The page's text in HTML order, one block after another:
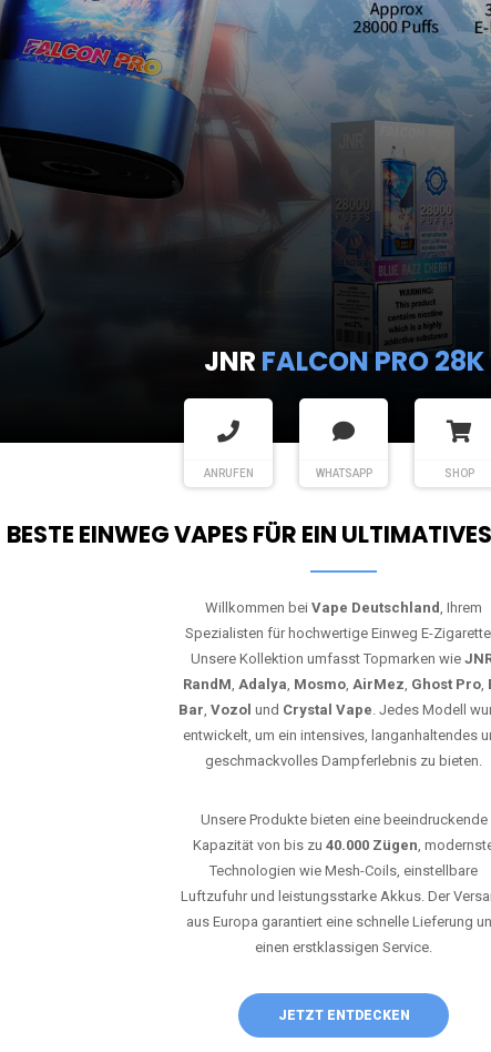
JNR FALCON PRO 28K
ANRUFEN WHATSAPP SHOP
BESTE EINWEG VAPES FÜR EIN
Willkommen bei Vape Deutschland, Ihrem
Spezialisten für hochwertige Einweg E-
Unsere Kollektion umfasst Topmarken wie
RandM, Adalya, Mosmo, AirMez, Ghost Pro,
Bar, Vozol und Crystal Vape. Jedes Modell
entwickelt, um ein intensives, langanhaltendes
geschmackvolles Dampferlebnis zu bieten.
Unsere Produkte bieten eine beeindruckende
Kapazität von bis zu 40.000 Zügen,
Technologien wie Mesh-Coils, einstellbare
Luftzufuhr und leistungsstarke Akkus. Der
aus Europa garantiert eine schnelle Lieferung
einen erstklassigen Service.
JETZT ENTDECKEN